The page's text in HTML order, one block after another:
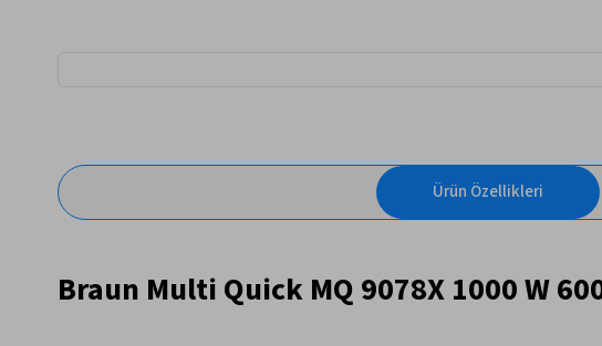
Ürün Özellikleri
Braun Multi Quick MQ 9078X 1000 W